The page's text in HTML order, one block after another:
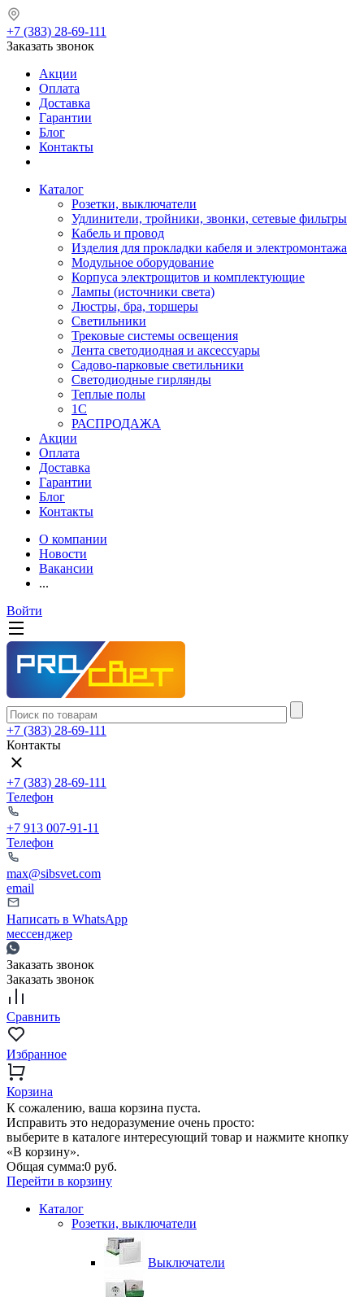
+7 (383) 28-69-111
Заказать звонок
Акции
Оплата
Доставка
Гарантии
Блог
Контакты
Каталог
Розетки, выключатели
Удлинители, тройники, звонки, сетевые фильтры
Кабель и провод
Изделия для прокладки кабеля и электромонтажа
Модульное оборудование
Корпуса электрощитов и комплектующие
Лампы (источники света)
Люстры, бра, торшеры
Светильники
Трековые системы освещения
Лента светодиодная и аксессуары
Садово-парковые светильники
Светодиодные гирлянды
Теплые полы
1С
РАСПРОДАЖА
Акции
Оплата
Доставка
Гарантии
Блог
Контакты
О компании
Новости
Вакансии
...
Войти
+7 (383) 28-69-111
Контакты
+7 (383) 28-69-111
Телефон
+7 913 007-91-11
Телефон
max@sibsvet.com
email
Написать в WhatsApp
мессенджер
Заказать звонок
Заказать звонок
Сравнить
Избранное
Корзина
К сожалению, ваша корзина пуста.
Исправить это недоразумение очень просто:
выберите в каталоге интересующий товар и нажмите кнопку
«В корзину».
Общая сумма:0 руб.
Перейти в корзину
Каталог
Розетки, выключатели
Выключатели